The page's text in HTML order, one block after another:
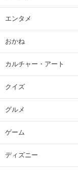
エンタメ
おかね
カルチャー・アート
クイズ
グルメ
ゲーム
ディズニー